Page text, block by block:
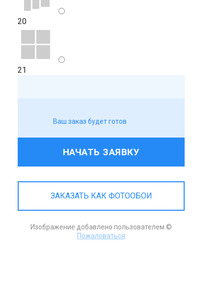
20
21
Ваш заказ будет готов
НАЧАТЬ ЗАЯВКУ
ЗАКАЗАТЬ КАК ФОТООБОИ
Изображение добавлено пользователем ©
Пожаловаться